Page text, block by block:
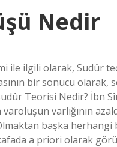
Nedir
ile ilgili olarak, Sudûr
bir sonucu
Teorisi Nedir? İbn
varlığının
başka
a priori olarak